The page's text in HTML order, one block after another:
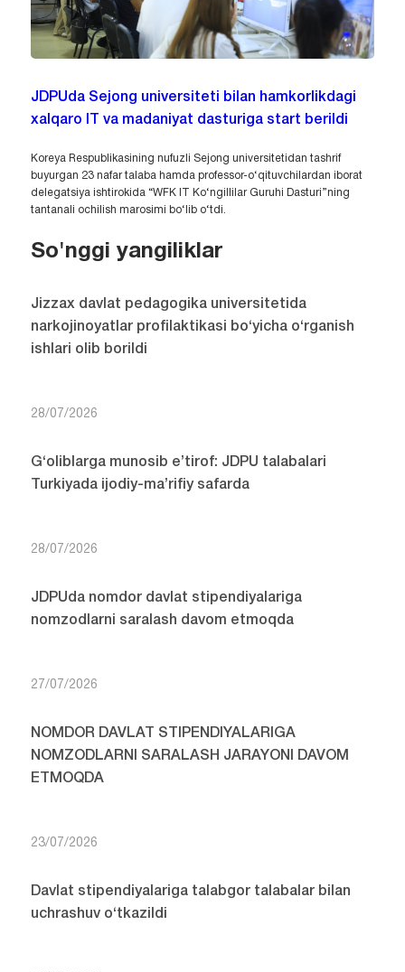
JDPUda Sejong universiteti bilan hamkorlikdagi
xalqaro IT va madaniyat dasturiga start berildi
Koreya Respublikasining nufuzli Sejong universitetidan tashrif
buyurgan 23 nafar talaba hamda professor-o‘qituvchilardan iborat
delegatsiya ishtirokida “WFK IT Ko‘ngillilar Guruhi Dasturi”ning
tantanali ochilish marosimi bo‘lib o‘tdi.
So'nggi yangiliklar
Jizzax davlat pedagogika universitetida
narkojinoyatlar profilaktikasi bo‘yicha o‘rganish
ishlari olib borildi
28/07/2026
G‘oliblarga munosib e’tirof: JDPU talabalari
Turkiyada ijodiy-ma’rifiy safarda
28/07/2026
JDPUda nomdor davlat stipendiyalariga
nomzodlarni saralash davom etmoqda
27/07/2026
NOMDOR DAVLAT STIPENDIYALARIGA
NOMZODLARNI SARALASH JARAYONI DAVOM
ETMOQDA
23/07/2026
Davlat stipendiyalariga talabgor talabalar bilan
uchrashuv o‘tkazildi